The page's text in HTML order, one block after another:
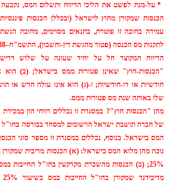
* על-מנת לפשט את הליכי הדיווח ותשלום המס, נקבעה
הכנסות שמקורן מחוץ לישראל (ובכללן הכנסות
עמידה בחובה זו פוֹטרת, בתנאים מסוימים, מחובת
לתקנות מס הכנסה (פטור מהגשת דין-וחשבון), התשמ"ח–1988 ("תקנות הפטוֹר").
הדיווח המקוצר חל על יחיד שעונה על שלוש
"הכנסות-חוץ" שאינן פטורות ממס בישראל; (ב) הוא
חודשיות או דו-חודשיות; ו-(ג) הוא אינו עולה חדש או
שלו באותה שנת מס פטורות ממס.
מהן "הכנסות חוץ"? במסגרת זו נכללים רווחי הון במכירת
של חברה תושבת ישראל הרשומים למסחר בבורסה בחו"ל
המס בישראל. בנוסף, נכללים במסגרת זו מספר סוגי
נוכה מהן מלוא המס בישראל: (א) הכנסות מריבית שמקורן